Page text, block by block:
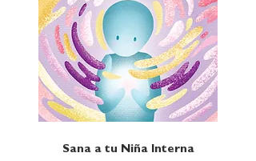
Sana a tu Niña Interna